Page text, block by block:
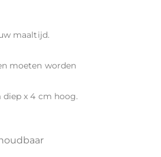
maaltijd.
moeten worden
x 4 cm hoog.